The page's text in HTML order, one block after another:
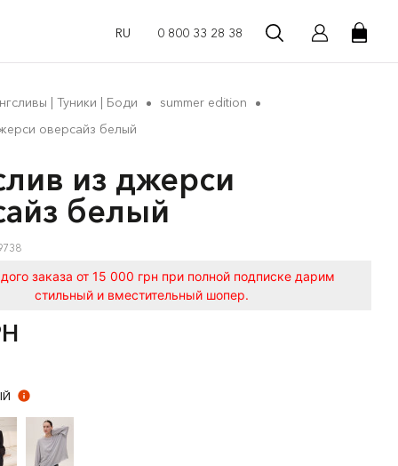
RU 0 800 33 28 38
| Туники | Боди
summer edition
оверсайз белый
из джерси
белый
заказа от 15 000 грн при полной подписке дарим
стильный и вместительный шопер.